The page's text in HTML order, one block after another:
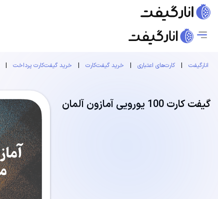
انارگیفت | کارت‌های اعتباری | خرید گیفت‌کارت | خرید گیفت‌کارت پرداخت |
گیفت کارت 100 یورویی آمازون آلمان